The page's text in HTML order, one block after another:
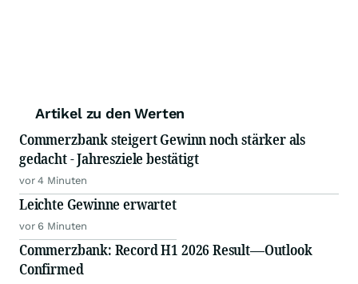
Artikel zu den Werten
Commerzbank steigert Gewinn noch stärker als
gedacht - Jahresziele bestätigt
vor 4 Minuten
Leichte Gewinne erwartet
vor 6 Minuten
Commerzbank: Record H1 2026 Result—Outlook
Confirmed